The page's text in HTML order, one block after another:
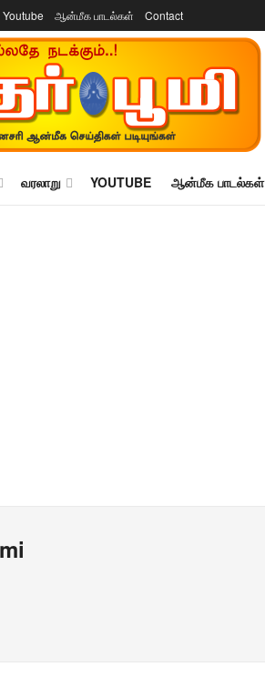
Youtube ஆன்மீக பாடல்கள் Contact
வரலாறு YOUTUBE ஆன்மீக பாடல்கள்